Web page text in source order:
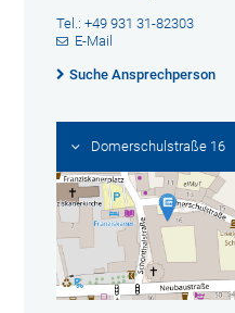
Tel.: +49 931 31-82303
E-Mail
Suche Ansprechperson
Domerschulstraße 16